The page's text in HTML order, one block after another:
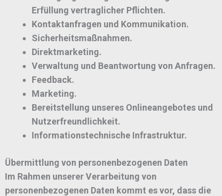
Erfüllung vertraglicher Pflichten.
Kontaktanfragen und Kommunikation.
Sicherheitsmaßnahmen.
Direktmarketing.
Verwaltung und Beantwortung von Anfragen.
Feedback.
Marketing.
Bereitstellung unseres Onlineangebotes und
Nutzerfreundlichkeit.
Informationstechnische Infrastruktur.
Übermittlung von personenbezogenen Daten
Im Rahmen unserer Verarbeitung von
personenbezogenen Daten kommt es vor, dass die